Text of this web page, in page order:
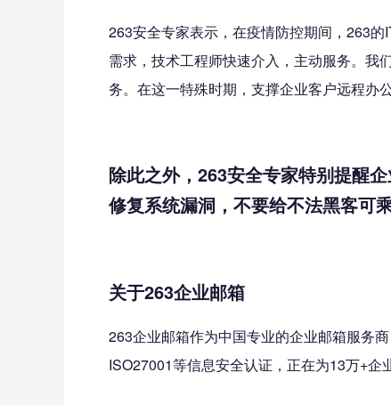
263安全专家表示，在疫情防控期间，263
需求，技术工程师快速介入，主动服务。我
务。在这一特殊时期，支撑企业客户远程办
除此之外，263安全专家特别提醒
修复系统漏洞，不要给不法黑客可乘
关于263企业邮箱
263企业邮箱作为中国专业的企业邮箱服务
ISO27001等信息安全认证，正在为13万+企